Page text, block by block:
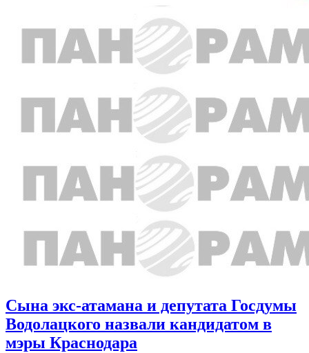
Сына экс-атамана и депутата Госдумы
Водолацкого назвали кандидатом в
мэры Краснодара